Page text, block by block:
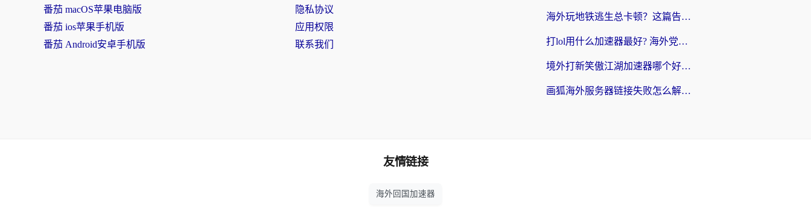
番茄 macOS苹果电脑版
番茄 ios苹果手机版
番茄 Android安卓手机版
隐私协议
应用权限
联系我们
海外玩地铁逃生总卡顿？这篇告诉你玩地铁逃生用什么加速器好,比较好
打lol用什么加速器最好? 海外党亲测3年的国服游戏加速终极攻略
境外打新笑傲江湖加速器哪个好？海外玩家国服畅玩全攻略（附实测推荐）
画狐海外服务器链接失败怎么解决？海外玩家国服游戏加速器终极指南
友情链接
海外回国加速器